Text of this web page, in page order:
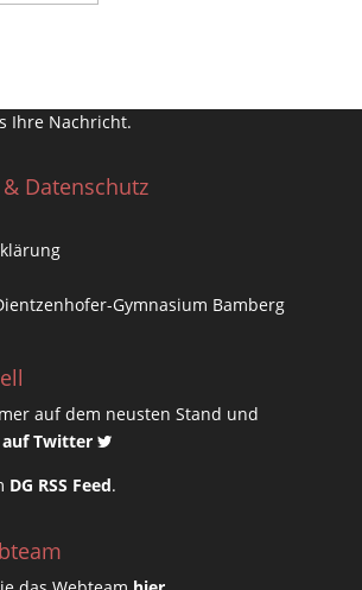
Ihre Nachricht.
Datenschutz
Gymnasium Bamberg
auf dem neusten Stand und
auf Twitter
DG RSS Feed.